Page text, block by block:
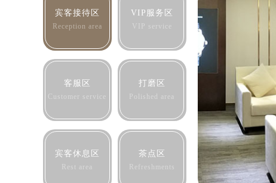
宾客接待区
Reception area
VIP服务区
VIP service
客服区
Customer service
打磨区
Polished area
宾客休息区
Rest area
茶点区
Refreshments